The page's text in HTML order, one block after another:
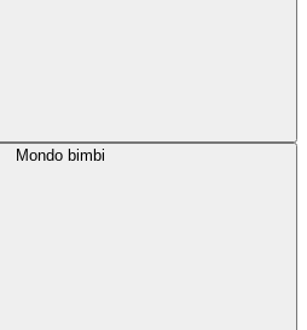
Mondo bimbi